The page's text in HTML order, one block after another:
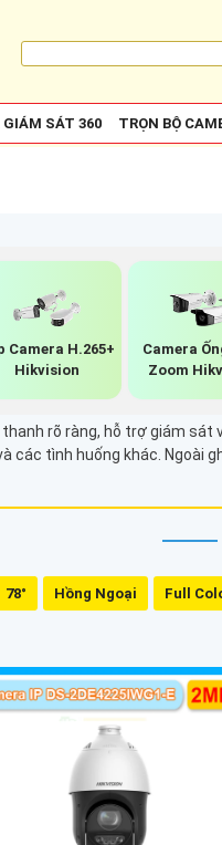
GIÁM SÁT 360 TRỌN BỘ
Camera H.265+
Hikvision
Camera
Zoom
rõ ràng, hỗ trợ giám
các tình huống khác.
78° Hồng Ngoại Full